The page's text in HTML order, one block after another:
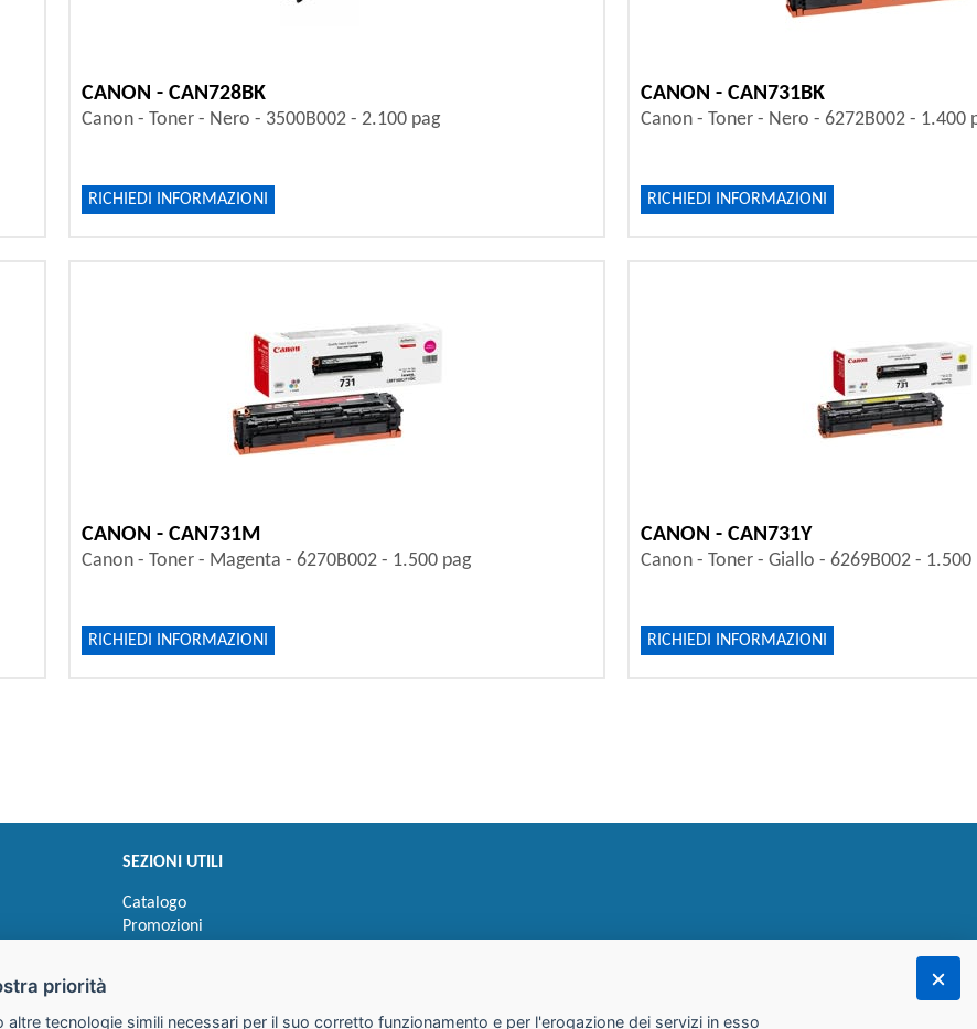
CANON - CAN728BK
Canon - Toner - Nero - 3500B002 - 2.100 pag
RICHIEDI INFORMAZIONI
CANON - CAN731BK
Canon - Toner - Nero - 6272B002 - 1.400
RICHIEDI INFORMAZIONI
CANON - CAN731M
Canon - Toner - Magenta - 6270B002 - 1.500 pag
RICHIEDI INFORMAZIONI
CANON - CAN731Y
Canon - Toner - Giallo - 6269B002 - 1.500
RICHIEDI INFORMAZIONI
SEZIONI UTILI
Catalogo
Promozioni
priorità
tecnologie simili necessari per il suo corretto funzionamento e per l'erogazione dei servizi in esso